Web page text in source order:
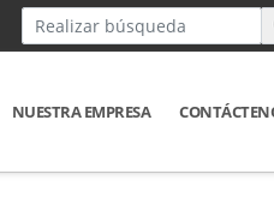
NUESTRA EMPRESA